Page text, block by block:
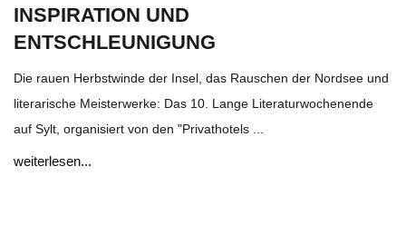
INSPIRATION UND
ENTSCHLEUNIGUNG
Die rauen Herbstwinde der Insel, das Rauschen der Nordsee und
literarische Meisterwerke: Das 10. Lange Literaturwochenende
auf Sylt, organisiert von den "Privathotels ...
weiterlesen...